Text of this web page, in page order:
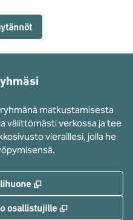
matkustamisesta
välittömästi verkossa ja tee
vieraillesi, jolla he
,
osallistujille ,